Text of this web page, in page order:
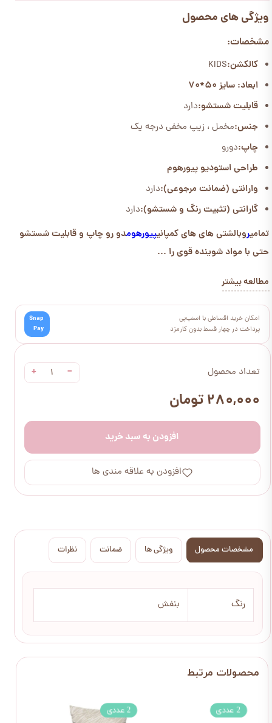
تعداد محصول −
+
۲۸۰,۰۰۰ تومان
افزودن به سبد خرید
افزودن به علاقه مندی ها
ویژگی های محصول
مشخصات:
کالکشن:KIDS
ابعاد: سایز 50*70
قابلیت شستشو:دارد
جنس:مخمل ، زیپ مخفی درجه یک
چاپ:دورو
طراحی استودیو پیورهوم
وارانتی (ضمانت مرجوعی):دارد
گارانتی (تثبیت رنگ و شستشو):دارد
تمامیروبالشتی های های کمپانیپیورهومدو رو چاپ و قابلیت شستشو
حتی با مواد شوینده قوی را ...
مطالعه بیشتر
امکان خرید اقساطی با اسنپ‌پی
پرداخت در چهار قسط بدون کارمزد
Snap
Pay
مشخصات محصول ویژگی ها ضمانت نظرات
رنگ بنفش
2 عددی 2 عددی